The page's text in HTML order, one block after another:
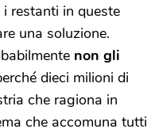
i restanti in queste
una soluzione.
non gli
dieci milioni di
che ragiona in
che accomuna tutti